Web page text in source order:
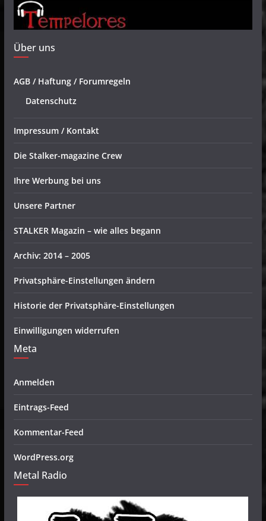
Über uns
AGB / Haftung / Forumregeln
Datenschutz
Impressum / Kontakt
Die Stalker-magazine Crew
Ihre Werbung bei uns
Unsere Partner
STALKER Magazin – wie alles begann
Archiv: 2014 – 2005
Privatsphäre-Einstellungen ändern
Historie der Privatsphäre-Einstellungen
Einwilligungen widerrufen
Meta
Anmelden
Eintrags-Feed
Kommentar-Feed
WordPress.org
Metal Radio